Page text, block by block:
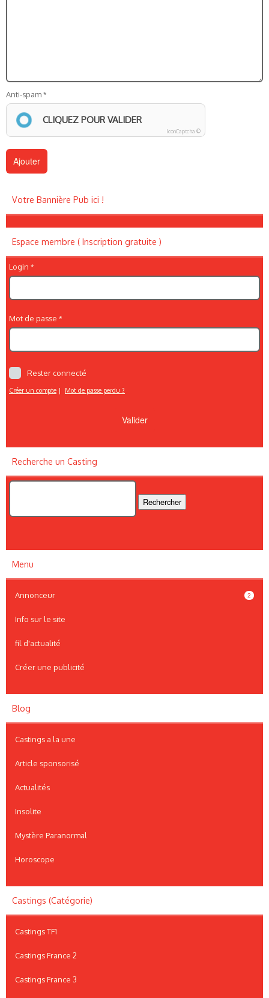
Anti-spam
CLIQUEZ POUR VALIDER
IconCaptcha ©
Votre Bannière Pub ici !
Espace membre ( Inscription gratuite )
Login
Mot de passe
Rester connecté
Créer un compte | Mot de passe perdu ?
Recherche un Casting
Menu
Annonceur 2
Info sur le site
fil d'actualité
Créer une publicité
Blog
Castings a la une
Article sponsorisé
Actualités
Insolite
Mystère Paranormal
Horoscope
Castings (Catégorie)
Castings TF1
Castings France 2
Castings France 3